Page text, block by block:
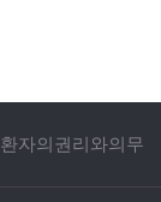
환자의권리와의무